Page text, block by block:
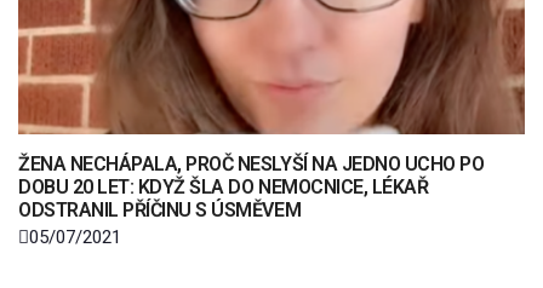
ŽENA NECHÁPALA, PROČ NESLYŠÍ NA JEDNO UCHO PO
DOBU 20 LET: KDYŽ ŠLA DO NEMOCNICE, LÉKAŘ
ODSTRANIL PŘÍČINU S ÚSMĚVEM
05/07/2021